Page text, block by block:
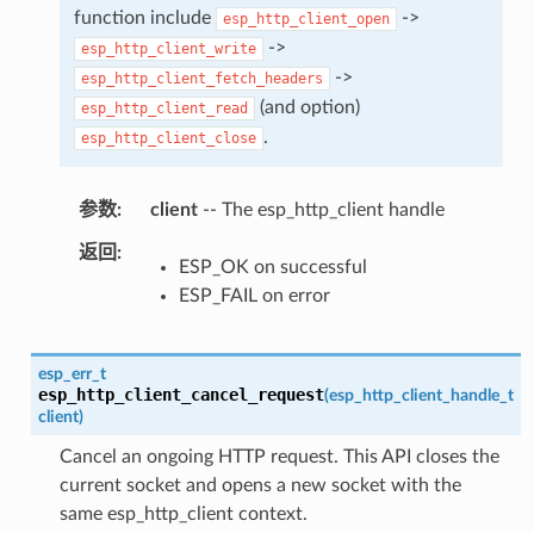
function include
esp_http_client_open ->
esp_http_client_write ->
esp_http_client_fetch_headers ->
esp_http_client_read (and option)
esp_http_client_close .
参数 client-- The esp_http_client handle
返回
ESP_OK on successful
ESP_FAIL on error
esp_err_t
esp_http_client_cancel_request(esp_http_client_handle_t
client)
Cancel an ongoing HTTP request. This API closes the
current socket and opens a new socket with the
same esp_http_client context.